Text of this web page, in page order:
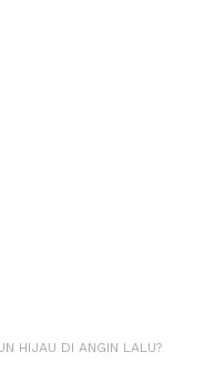
HIJAU DI ANGIN LALU?